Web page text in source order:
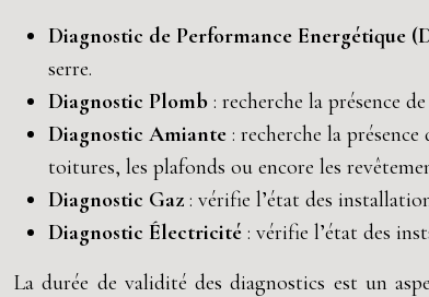
Diagnostic de Performance Energétique
serre.
Diagnostic Plomb : recherche la présence
Diagnostic Amiante : recherche la
toitures, les plafonds ou encore les
Diagnostic Gaz : vérifie l’état des
Diagnostic Électricité : vérifie l’état des
La durée de validité des diagnostics est un